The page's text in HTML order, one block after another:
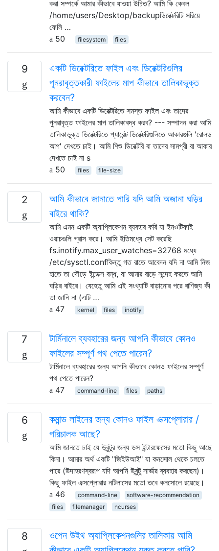
করা সম্পর্কে আমার কীভাবে যাওয়া উচিত? আমি কি কেবল
/home/users/Desktop/backupডিরেক্টরিটি সরিয়ে
ফেলি …
50
filesystem files
9
একটি ডিরেক্টরিতে ফাইল এবং ডিরেক্টরিগুলির
পুনরাবৃত্তকারী ফাইলের মাপ কীভাবে তালিকাভুক্ত
করবেন?
আমি কীভাবে একটি ডিরেক্টরিতে সমস্ত ফাইল এবং তাদের
পুনরাবৃত্ত ফাইলের মাপ তালিকাবদ্ধ করব? --- সম্পাদন করা আমি
তালিকাভুক্ত ডিরেক্টরিতে প্যারেন্ট ডিরেক্টরিগুলিতে আকারগুলি 'রোলড
আপ' দেখতে চাই। আমি শিশু ডিরেক্টরি বা তাদের সামগ্রী বা আকার
দেখতে চাই না s
50
files file-size
2
আমি কীভাবে জানাতে পারি যদি আমি অজানা ঘড়ির
বাইরে থাকি?
আমি এমন একটি অ্যাপ্লিকেশন ব্যবহার করি যা ইনওটিফাই
ওয়াচগুলি গ্রাস করে। আমি ইতিমধ্যে সেট করেছি
fs.inotify.max_user_watches=32768 মধ্যে
/etc/sysctl.confকিন্তু গত রাতে আবেদন যদি না আমি নিজ
হাতে তা দৌড়ে ইন্ডেক্স বন্ধ, যা আমার বাড়ে সন্দেহ করতে আমি
ঘড়ির বাইরে। যেহেতু আমি এই সংখ্যাটি বাড়ানোর পরে বাণিজ্য কী
তা জানি না (এটি …
47
kernel files inotify
7
টার্মিনালে ব্যবহারের জন্য আপনি কীভাবে কোনও
ফাইলের সম্পূর্ণ পথ পেতে পারেন?
টার্মিনালে ব্যবহারের জন্য আপনি কীভাবে কোনও ফাইলের সম্পূর্ণ
পথ পেতে পারেন?
47
command-line files paths
6
কমান্ড লাইনের জন্য কোনও ফাইল এক্সপ্লোরার /
পরিচালক আছে?
আমি জানতে চাই যে উবুন্টুর জন্য ডস ইন্টারফেসের মতো কিছু আছে
কিনা। আমার অর্থ একটি "জিইউআই" যা কনসোল থেকে চলতে
পারে (উদাহরণস্বরূপ যদি আপনি উবুন্টু সার্ভার ব্যবহার করছেন)।
কিছু ফাইল এক্সপ্লোরার নটিলাসের মতো তবে কনসোলে রয়েছে।
46
command-line
software-recommendation
files
filemanager ncurses
8
ওপেন উইথ অ্যাপ্লিকেশনগুলির তালিকায় আমি